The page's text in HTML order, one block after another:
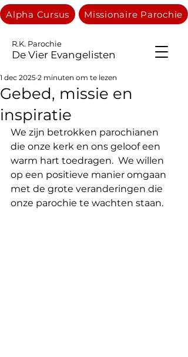
R.K. Parochie
De Vier Evangelisten
Alpha Cursus Missionaire Parochie
Gebed, missie en
inspiratie
1 dec 2025 2 minuten om te lezen
We zijn betrokken parochianen
die onze kerk en ons geloof een
warm hart toedragen.  We willen
op een positieve manier omgaan
met de grote veranderingen die
onze parochie te wachten staan.